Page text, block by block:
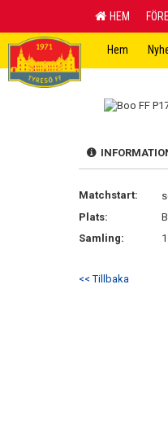
HEM
Hem
Matchstart:
Plats:
Samling:
<< Tillbaka